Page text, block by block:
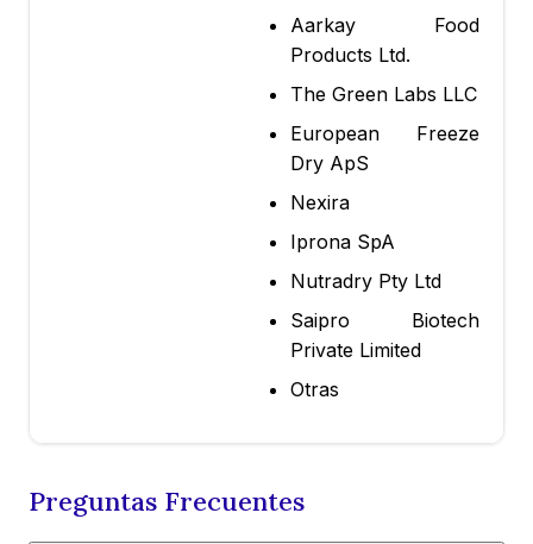
Aarkay Food
Products Ltd.
The Green Labs LLC
European Freeze
Dry ApS
Nexira
Iprona SpA
Nutradry Pty Ltd
Saipro Biotech
Private Limited
Otras
Preguntas Frecuentes